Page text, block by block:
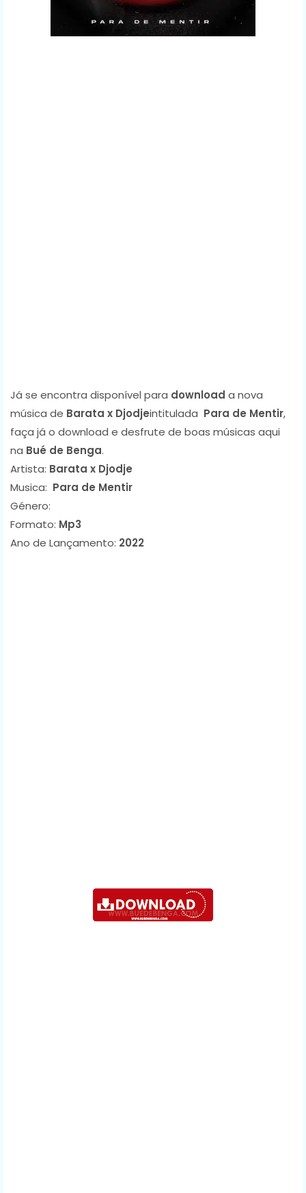
Já se encontra disponível para download a nova
música de Barata x Djodjeintitulada Para de Mentir,
faça já o download e desfrute de boas músicas aqui
na Bué de Benga.
Artista: Barata x Djodje
Musica: Para de Mentir
Género:
Formato: Mp3
Ano de Lançamento: 2022